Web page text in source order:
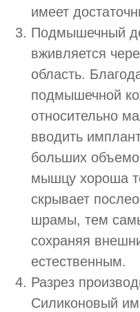
имеет
Подмышечный
вживляется
область.
подмышечной
относительно
вводить
больших
мышцу хороша
скрывает
шрамы, тем
сохраняя
естественным.
Разрез
Силиконовый